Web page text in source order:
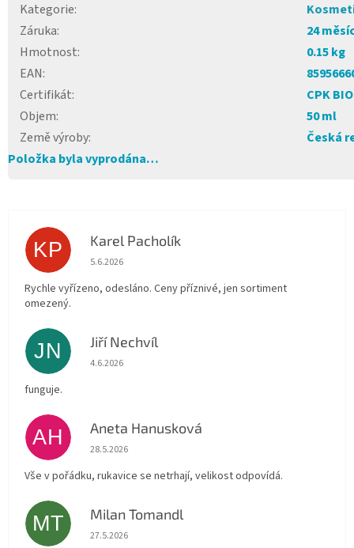
Kategorie:
Záruka:
24
Hmotnost:
0.15 kg
EAN:
Certifikát:
CPK BIO
Objem:
50 ml
Země výroby:
Česká
Položka byla vyprodána…
KP Karel Pacholík
Hodnocení obchodu je 4 z 5 hvězdiček.
5.6.2026
Rychle vyřízeno, odesláno. Ceny příznivé, jen sortiment
omezený.
JN Jiří Nechvíl
Hodnocení obchodu je 5 z 5 hvězdiček.
4.6.2026
funguje.
AH Aneta Hanusková
Hodnocení obchodu je 5 z 5 hvězdiček.
28.5.2026
Vše v pořádku, rukavice se netrhají, velikost odpovídá.
MT Milan Tomandl
Hodnocení obchodu je 5 z 5 hvězdiček.
27.5.2026